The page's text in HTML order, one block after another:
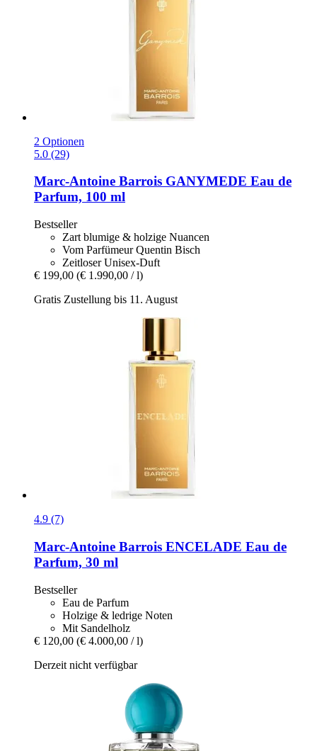
2 Optionen
5.0 (29)
Marc-Antoine Barrois GANYMEDE Eau de
Parfum, 100 ml
Bestseller
Zart blumige & holzige Nuancen
Vom Parfümeur Quentin Bisch
Zeitloser Unisex-Duft
€ 199,00 (€ 1.990,00 / l)
Gratis Zustellung bis 11. August
4.9 (7)
Marc-Antoine Barrois ENCELADE Eau de
Parfum, 30 ml
Bestseller
Eau de Parfum
Holzige & ledrige Noten
Mit Sandelholz
€ 120,00 (€ 4.000,00 / l)
Derzeit nicht verfügbar